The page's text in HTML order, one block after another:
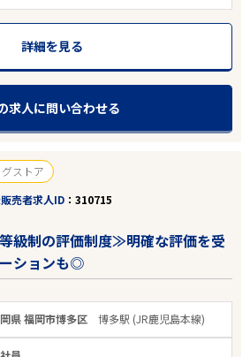
詳細を見る
求人に問い合わせる
グストア
売者求人ID 310715
級制の評価制度≫明確な評価を受
ションも◎
県 福岡市博多区博多駅 (JR鹿児島本線)